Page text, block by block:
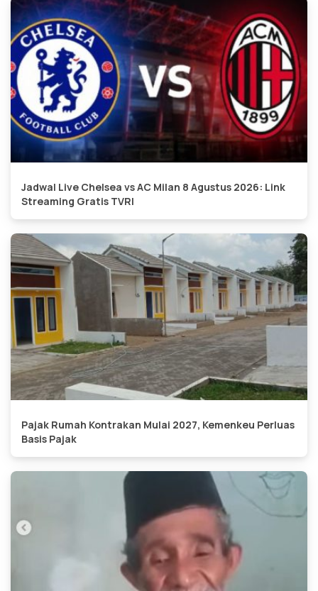
Jadwal Live Chelsea vs AC Milan 8 Agustus 2026: Link
Streaming Gratis TVRI
Pajak Rumah Kontrakan Mulai 2027, Kemenkeu Perluas
Basis Pajak